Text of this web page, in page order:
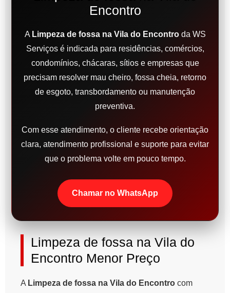
Encontro
A Limpeza de fossa na Vila do Encontroda WS
Serviços é indicada para residências, comércios,
condomínios, chácaras, sítios e empresas que
precisam resolver mau cheiro, fossa cheia, retorno
de esgoto, transbordamento ou manutenção
preventiva.
Com esse atendimento, o cliente recebe orientação
clara, atendimento profissional e suporte para evitar
que o problema volte em pouco tempo.
Chamar no WhatsApp
Limpeza de fossa na Vila do
Encontro Menor Preço
A Limpeza de fossa na Vila do Encontro com